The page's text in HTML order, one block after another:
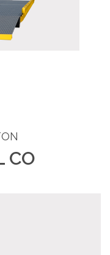
CO